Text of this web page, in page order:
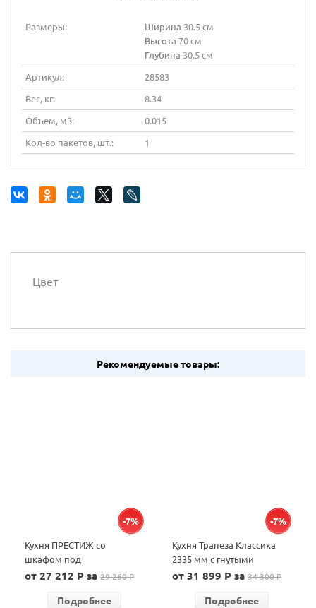
Размеры: Ширина 30.5 см
Высота 70 см
Глубина 30.5 см
Артикул:
28583
Вес, кг:
8.34
Объем, м3:
0.015
Кол-во пакетов, шт.:
1
Цвет
Рекомендуемые товары:
-7%
Кухня ПРЕСТИЖ со
шкафом под
микроволновую печь 2200
от 27 212 P за29 260 P
Подробнее
-7%
Кухня Трапеза Классика
2335 мм с гнутыми
фасадами
от 31 899 P за34 300 P
Подробнее